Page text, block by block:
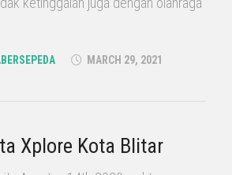
MARCH 29, 2021
Xplore Kota Blitar